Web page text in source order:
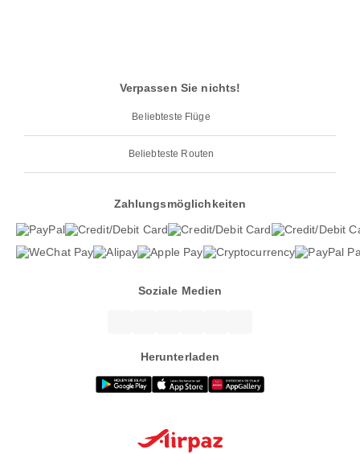
Verpassen Sie nichts!
Beliebteste Flüge
Beliebteste Routen
Zahlungsmöglichkeiten
Soziale Medien
Herunterladen